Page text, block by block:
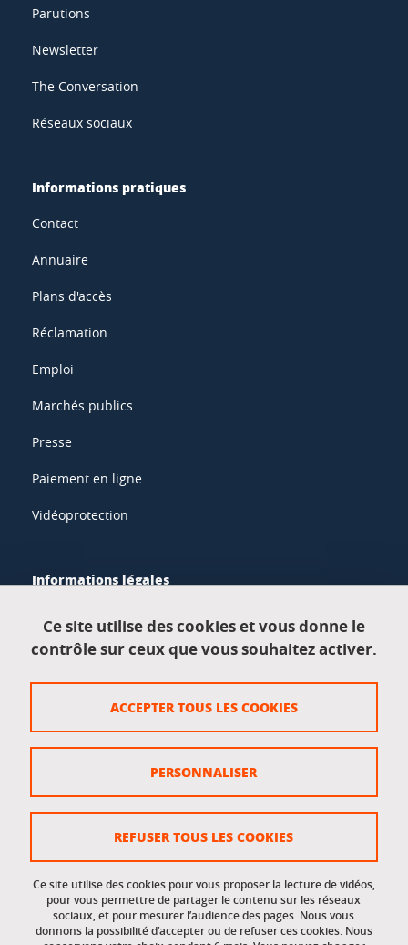
Parutions
Newsletter
The Conversation
Réseaux sociaux
Informations pratiques
Contact
Annuaire
Plans d'accès
Réclamation
Emploi
Marchés publics
Presse
Paiement en ligne
Vidéoprotection
Informations légales
Données personnelles
Crédits
Gestion des cookies
Accessibilité : non conforme
Accès réservés
Intranet des étudiants et des personnels
Ce site utilise des cookies et vous donne le
contrôle sur ceux que vous souhaitez activer.
Ce site utilise des cookies pour vous proposer la lecture de vidéos,
pour vous permettre de partager le contenu sur les réseaux
sociaux, et pour mesurer l’audience des pages. Nous vous
donnons la possibilité d’accepter ou de refuser ces cookies. Nous
ACCEPTER TOUS LES COOKIES
REFUSER TOUS LES COOKIES
PERSONNALISER